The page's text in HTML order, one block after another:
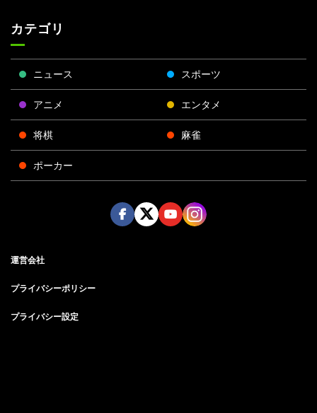
カテゴリ
ニュース スポーツ
アニメ エンタメ
将棋 麻雀
ポーカー
運営会社
プライバシーポリシー
プライバシー設定